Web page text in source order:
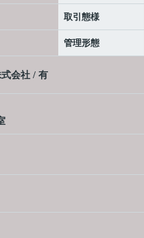
取引態様
管理形態
会社 / 有